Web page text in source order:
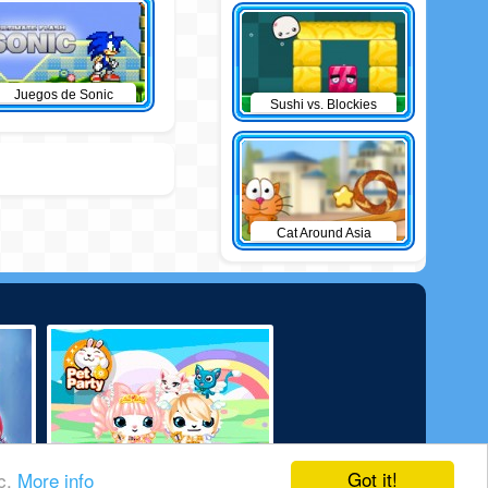
Got it!
More info
Juegos de Sonic
Sushi vs. Blockies
Cat Around Asia